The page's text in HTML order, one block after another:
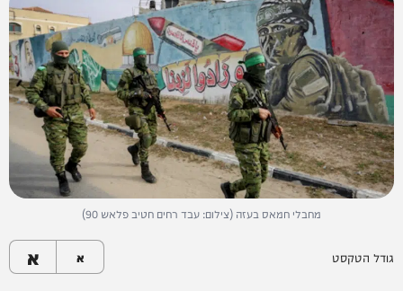
מחבלי חמאס בעזה (צילום: עבד רחים חטיב פלאש 90)
גודל הטקסט א א